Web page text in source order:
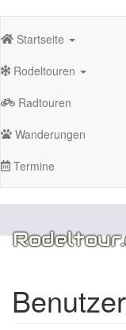
zumStartseite
Rodeltouren
Radtouren
Wanderungen
Termine